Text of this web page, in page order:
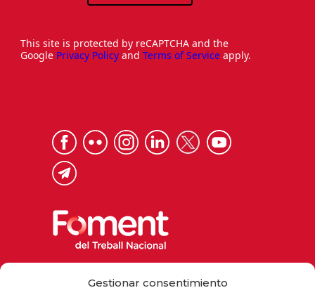
Gestionar consentimiento
This site is protected by reCAPTCHA and the
Google Privacy Policy and Terms of Service apply.